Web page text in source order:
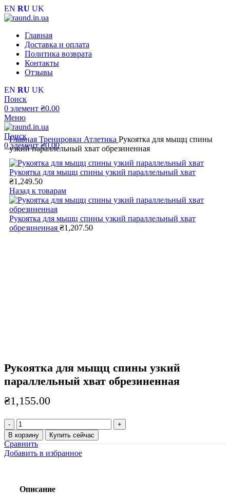
EN RU UK
Главная
Доставка и оплата
Политика возврата
Контакты
Отзывы
EN RU UK
Поиск
0 элемент ₴0.00
Меню
Поиск
0элемент ₴0.00
Главная Тренировки Атлетика Рукоятка для мыщц спины
узкий параллельный хват обрезиненная
Рукоятка для мыщц спины узкий параллельный хват
₴1,249.50
Назад к товарам
Рукоятка для мыщц спины узкий параллельный хват
обрезиненная ₴1,207.50
Рукоятка для мыщц спины узкий
параллельный хват обрезиненная
₴1,155.00
Количество
товара
Рукоятка
для
мыщц
параллельный
В корзину Купить сейчас
Сравнить
Добавить в избранное
Описание